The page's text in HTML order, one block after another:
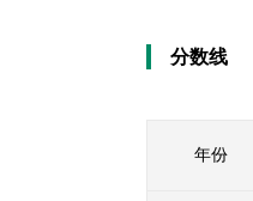
分数线
年份